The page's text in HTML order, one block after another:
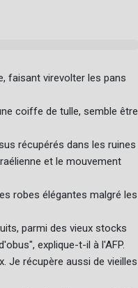
faisant virevolter les pans
coiffe de tulle, semble être
récupérés dans les ruines
et le mouvement
robes élégantes malgré les
parmi des vieux stocks
explique-t-il à l'AFP.
Je récupère aussi de vieilles